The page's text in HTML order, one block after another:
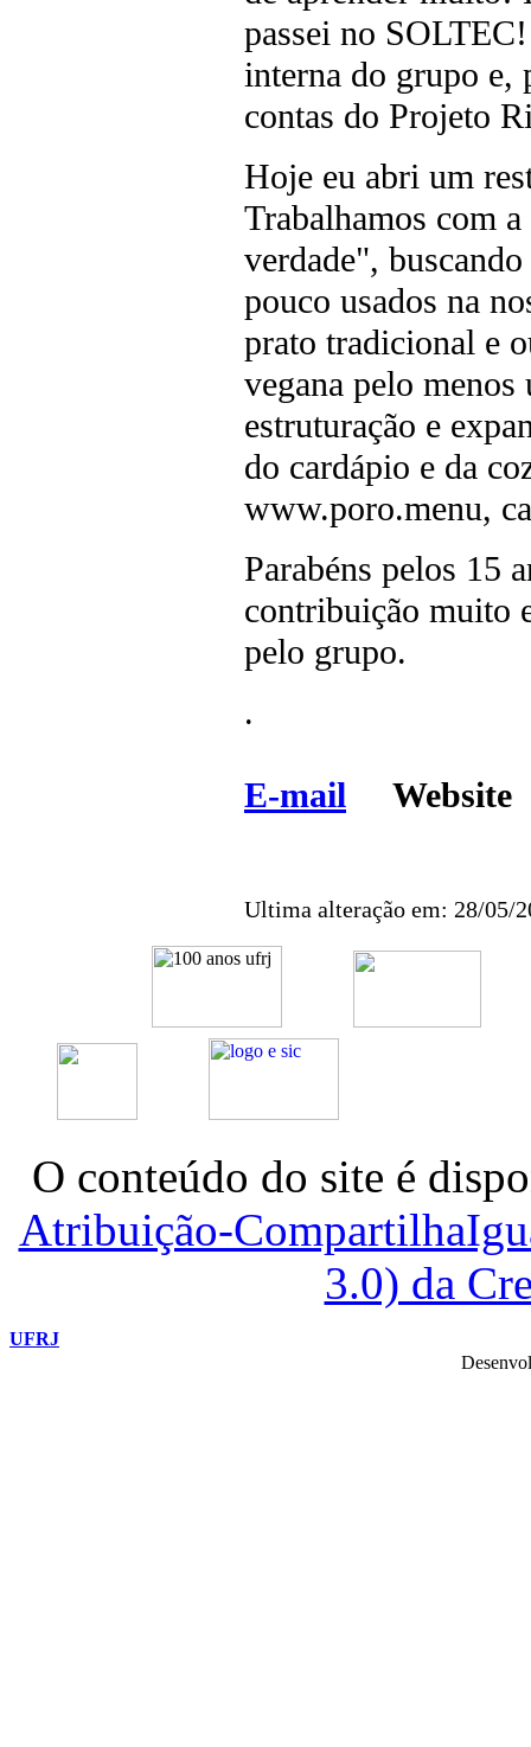
passei no
interna do grupo e,
contas do Projeto
Hoje eu abri um
Trabalhamos com
verdade",
pouco usados na
prato tradicional e
vegana pelo menos
estruturação e
do cardápio e da
www.poro.menu,
Parabéns pelos 15
contribuição muito
pelo grupo.
.
E-mail
Ultima alteração em: 28/05/
O conteúdo do site é
Atribuição-
3.0) da
UFRJ